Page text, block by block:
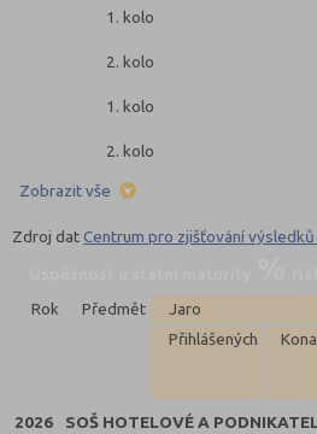
1. kolo
2. kolo
1. kolo
2. kolo
Zobrazit vše
Zdroj datCentrum pro zjišťování
Rok
Předmět
Jaro
Přihlášených
2026
SOŠ HOTELOVÉ A